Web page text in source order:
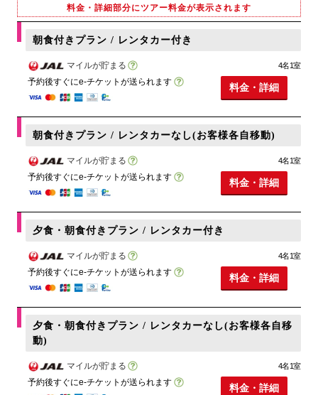
料金・詳細部分にツアー料金が表示されます
朝食付きプラン / レンタカー付き
マイルが貯まる
予約後すぐにe-チケットが送られます
4名1室
料金・詳細
朝食付きプラン / レンタカーなし(お客様各自移動)
マイルが貯まる
予約後すぐにe-チケットが送られます
4名1室
料金・詳細
夕食・朝食付きプラン / レンタカー付き
マイルが貯まる
予約後すぐにe-チケットが送られます
4名1室
料金・詳細
夕食・朝食付きプラン / レンタカーなし(お客様各自移
動)
マイルが貯まる
予約後すぐにe-チケットが送られます
4名1室
料金・詳細